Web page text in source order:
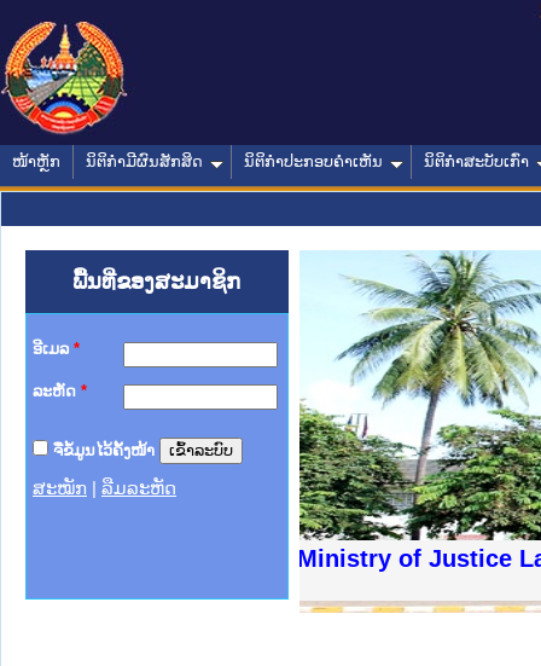
ໜ້າຫຼັກ ນິຕິກໍາມີຜົນສັກສິດ ນິຕິກໍາປະກອບຄໍາເຫັນ ນິຕິກໍາສະບັບເກົ່າ
ພື້ນທີ່ຂອງສະມາຊິກ
ອີເມລ *
ລະຫັດ *
ຈື່ຂໍ້ມູນໄວ້ຄັ້ງໜ້າ
ສະໝັກ ລືມລະຫັດ
Ministry of Justice Lao
ຊາຊົນ ພາກເໜືອ
ການ
ກາງ
ກໃຕ້
ນຕຳຫຼວດປະຊາຊົນ
ສັນຕິບານປະຊາຊົນ
ກເໜືອ
ຊາຊົນ ພາກກາງ